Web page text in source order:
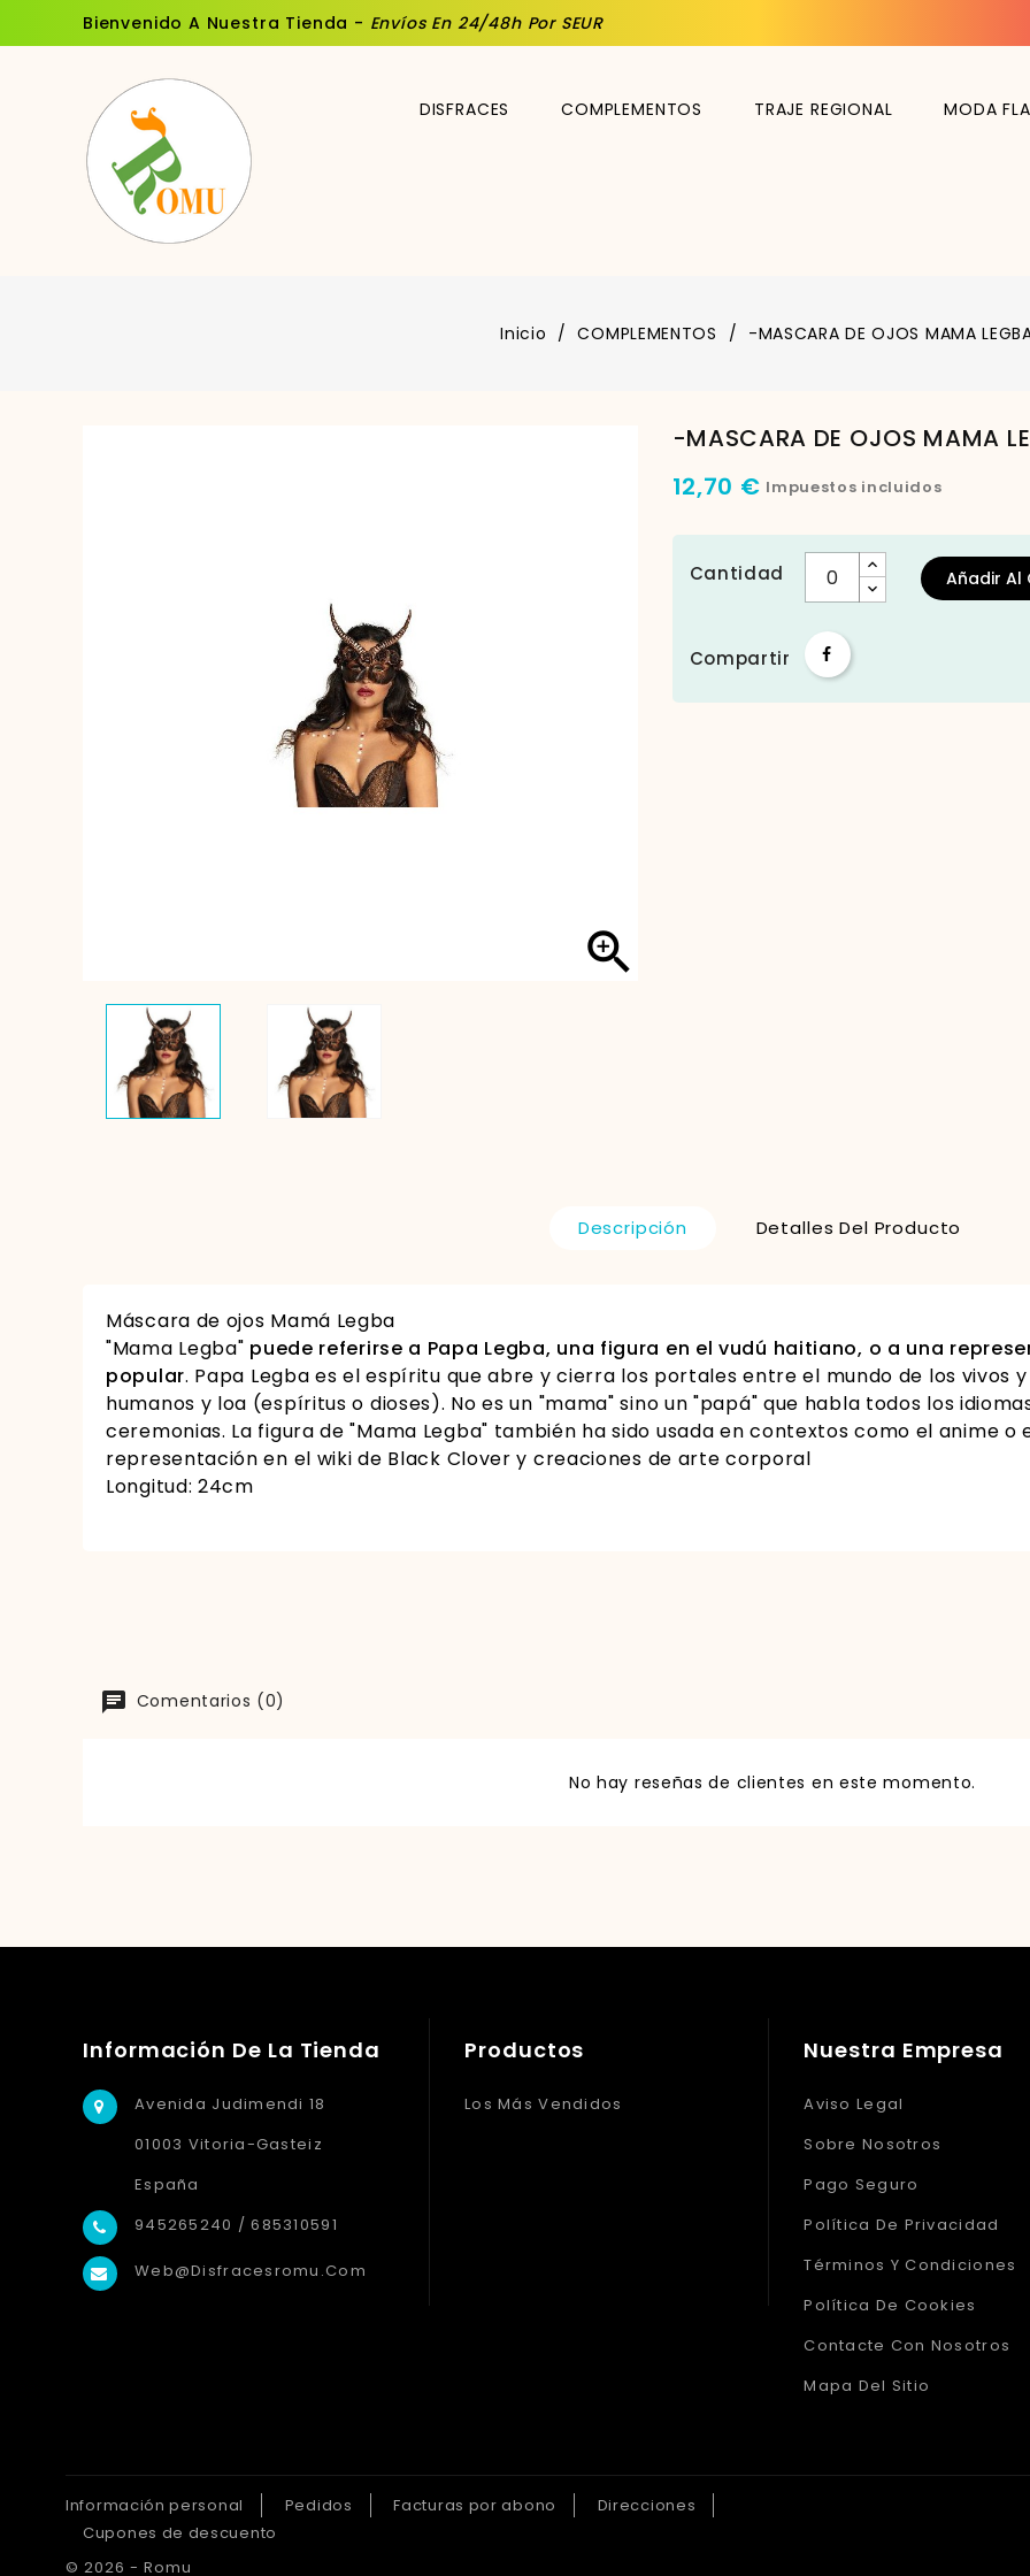
Bienvenido A Nuestra Tienda - Envíos En 24/48h Por SEUR
DISFRACES COMPLEMENTOS TRAJE REGIONAL MODA
Inicio COMPLEMENTOS -MASCARA DE OJOS MAMA

-MASCARA DE OJOS MAMA
12,70 € Impuestos incluidos
Cantidad Añadir Al
Compartir
Descripción Detalles Del Producto
Máscara de ojos Mamá Legba
"Mama Legba" puede referirse a Papa Legba, una figura en el vudú haitiano, o a una
popular. Papa Legba es el espíritu que abre y cierra los portales entre el mundo de los vivos
humanos y loa (espíritus o dioses). No es un "mama" sino un "papá" que habla todos los
ceremonias. La figura de "Mama Legba" también ha sido usada en contextos como el anime
representación en el wiki de Black Clover y creaciones de arte corporal
Longitud: 24cm
Comentarios (0)
No hay reseñas de clientes en este momento.
Información De La Tienda
Avenida Judimendi 18
01003 Vitoria-Gasteiz
España
945265240 / 685310591
Web@disfracesromu.com
Productos
Los Más Vendidos
Nuestra Empresa
Aviso Legal
Sobre Nosotros
Pago Seguro
Política De Privacidad
Términos Y Condiciones
Política De Cookies
Contacte Con Nosotros
Mapa Del Sitio
Información personal Pedidos Facturas por abono
Direcciones
Cupones de descuento
© 2026 - Romu